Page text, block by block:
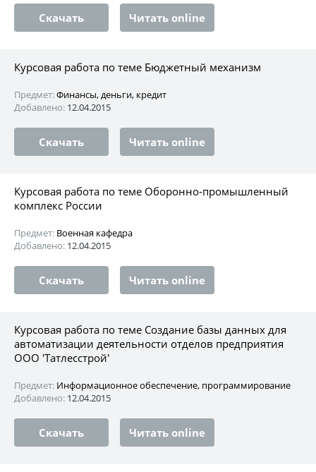
Скачать Читать online
Курсовая работа по теме Бюджетный механизм
Предмет:Финансы, деньги, кредит
Добавлено: 12.04.2015
Скачать Читать online
Курсовая работа по теме Оборонно-промышленный
комплекс России
Предмет: Военная кафедра
Добавлено: 12.04.2015
Скачать Читать online
Курсовая работа по теме Создание базы данных для
автоматизации деятельности отделов предприятия
ООО 'Татлесстрой'
Предмет: Информационное обеспечение, программирование
Добавлено: 12.04.2015
Скачать Читать online